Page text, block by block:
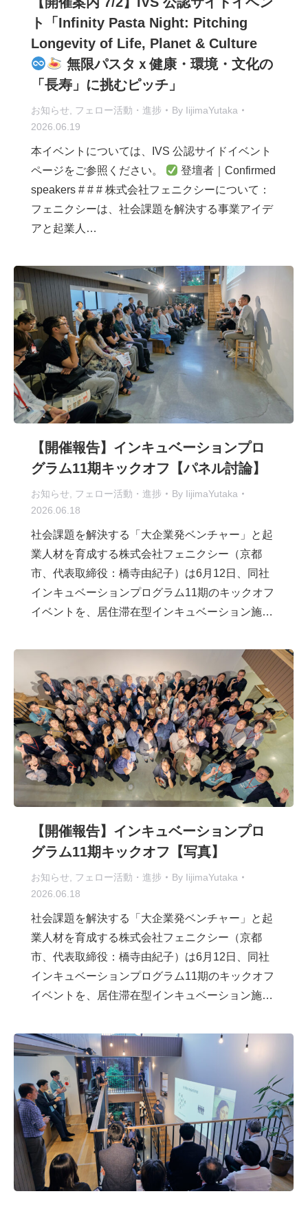
ト「Infinity Pasta Night: Pitching
Longevity of Life, Planet & Culture
無限パスタｘ健康・環境・文化の
「長寿」に挑むピッチ」
お知らせ フェロー活動・進捗 By IijimaYutaka
2026.06.19
本イベントについては、IVS 公認サイドイベント
ページをご参照ください。
登壇者｜Confirmed
speakers # # # 株式会社フェニクシーについて：
フェニクシーは、社会課題を解決する事業アイデ
アと起業人…
【開催報告】インキュベーションプロ
グラム11期キックオフ【パネル討論】
お知らせ フェロー活動・進捗 By IijimaYutaka
2026.06.18
社会課題を解決する「大企業発ベンチャー」と起
業人材を育成する株式会社フェニクシー（京都
市、代表取締役：橋寺由紀子）は6月12日、同社
インキュベーションプログラム11期のキックオフ
イベントを、居住滞在型インキュベーション施…
【開催報告】インキュベーションプロ
グラム11期キックオフ【写真】
お知らせ フェロー活動・進捗 By IijimaYutaka
2026.06.18
社会課題を解決する「大企業発ベンチャー」と起
業人材を育成する株式会社フェニクシー（京都
市、代表取締役：橋寺由紀子）は6月12日、同社
インキュベーションプログラム11期のキックオフ
イベントを、居住滞在型インキュベーション施…